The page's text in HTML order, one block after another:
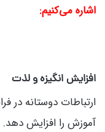
اشاره می‌کنیم:
افزایش انگیزه و لذت
ارتباطات دوستانه در
آموزش را افزایش دهد.